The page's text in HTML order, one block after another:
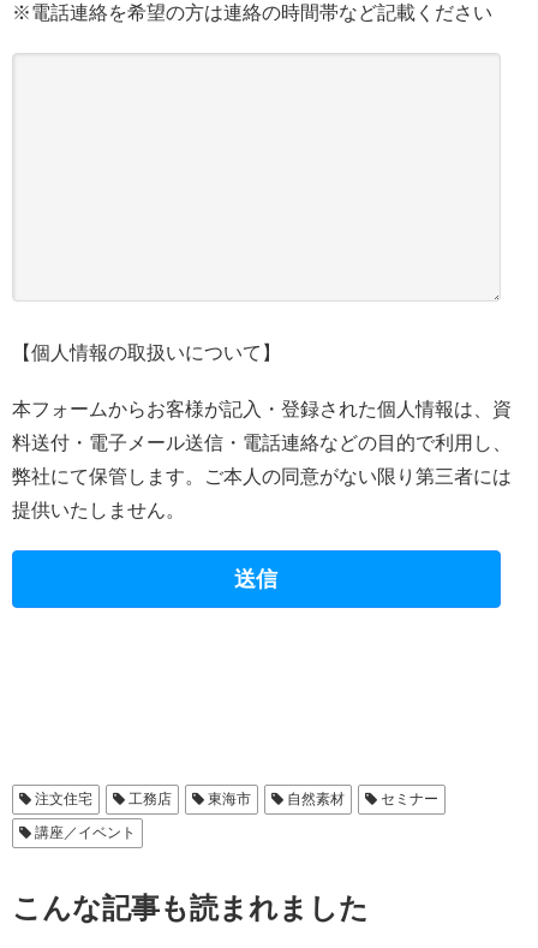
※電話連絡を希望の方は連絡の時間帯など記載ください
【個人情報の取扱いについて】
本フォームからお客様が記入・登録された個人情報は、資
料送付・電子メール送信・電話連絡などの目的で利用し、
弊社にて保管します。ご本人の同意がない限り第三者には
提供いたしません。
注文住宅 工務店 東海市 自然素材
セミナー
講座／イベント
こんな記事も読まれました